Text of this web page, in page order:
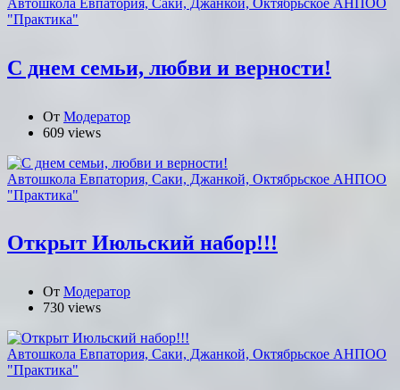
"Практика"
С днем семьи, любви и верности!
От Модератор
609 views
Автошкола Евпатория, Саки, Джанкой, Октябрьское АНПОО
"Практика"
Открыт Июльский набор!!!
От Модератор
730 views
Автошкола Евпатория, Саки, Джанкой, Октябрьское АНПОО
"Практика"